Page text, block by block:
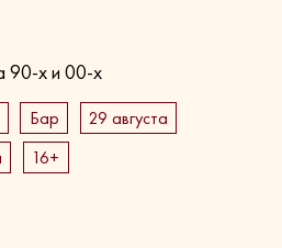
Бар
29 августа
16+